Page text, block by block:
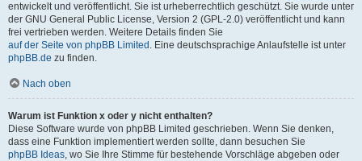
entwickelt und veröffentlicht. Sie ist urheberrechtlich geschützt. Sie wurde unter
der GNU General Public License, Version 2 (GPL-2.0) veröffentlicht und kann
frei vertrieben werden. Weitere Details finden Sie
auf der Seite von phpBB Limited . Eine deutschsprachige Anlaufstelle ist unter
phpBB.de zu finden.
Nach oben
Warum ist Funktion x oder y nicht enthalten?
Diese Software wurde von phpBB Limited geschrieben. Wenn Sie denken,
dass eine Funktion implementiert werden sollte, dann besuchen Sie
phpBB Ideas, wo Sie Ihre Stimme für bestehende Vorschläge abgeben oder